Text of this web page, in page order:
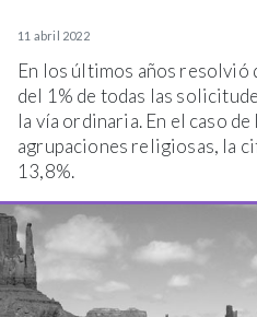
11 abril 2022
En los últimos años resolvió
del 1% de todas las
la vía ordinaria. En el caso
agrupaciones religiosas, la
13,8%.